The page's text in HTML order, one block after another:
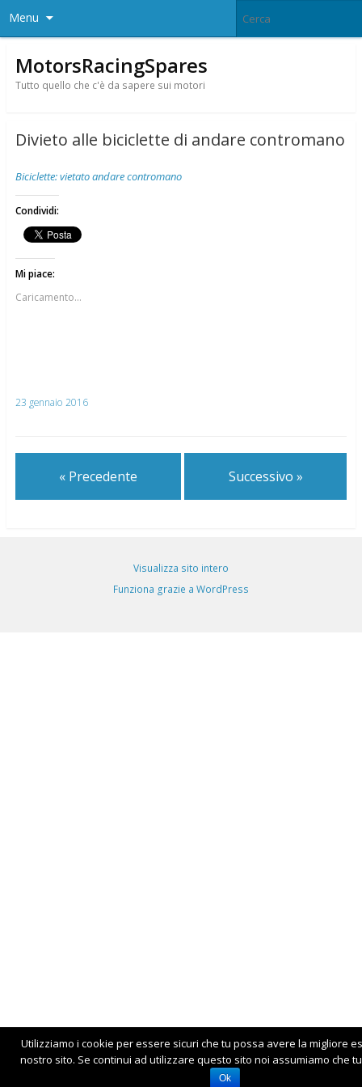
Menu
MotorsRacingSpares
Tutto quello che c'è da sapere sui motori
Divieto alle biciclette di andare contromano
Biciclette: vietato andare contromano
Condividi:
Mi piace:
Caricamento...
23 gennaio 2016
« Precedente Successivo »
Visualizza sito intero
Funziona grazie a WordPress
Utilizziamo i cookie per essere sicuri che tu possa avere la migliore
nostro sito. Se continui ad utilizzare questo sito noi assumiamo che
Ok